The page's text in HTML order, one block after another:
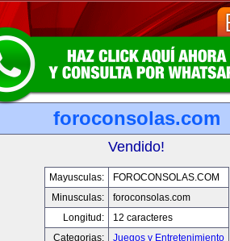
foroconsolas.com
Vendido!
Mayusculas:
FOROCONSOLAS.COM
Minusculas:
foroconsolas.com
Longitud:
12 caracteres
Categorias:
Juegos y Entretenimiento